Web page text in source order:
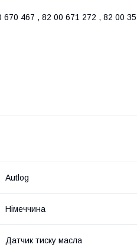
467 , 82 00 671 272 , 82 00
Autlog
Німеччина
Датчик тиску масла